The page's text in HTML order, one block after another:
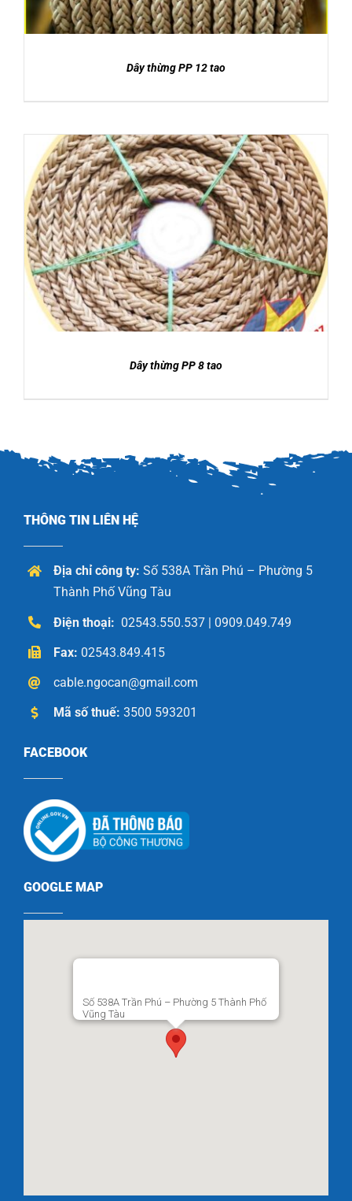
Dây thừng PP 12 tao
Dây thừng PP 8 tao
THÔNG TIN LIÊN HỆ
Địa chỉ công ty: Số 538A Trần Phú – Phường 5
Thành Phố Vũng Tàu
Điện thoại: 02543.550.537 | 0909.049.749
Fax: 02543.849.415
cable.ngocan@gmail.com
Mã số thuế: 3500 593201
FACEBOOK
GOOGLE MAP
Số 538A Trần Phú – Phường 5 Thành Phố
Vũng Tàu